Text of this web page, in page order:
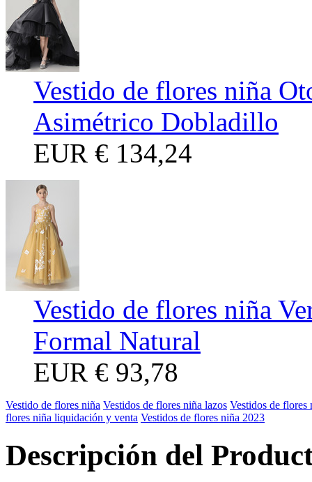
Vestido de flores niña
Asimétrico Dobladillo
EUR € 134,24
Vestido de flores niña
Formal Natural
EUR € 93,78
Vestido de flores niña Vestidos de flores niña lazos Vestidos de flores
flores niña liquidación y venta Vestidos de flores niña 2023
Descripción del